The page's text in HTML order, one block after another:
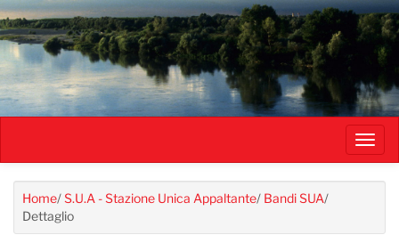
Salta
al
contenuto
principale
Home/S.U.A - Stazione Unica Appaltante/ Bandi SUA/
Dettaglio